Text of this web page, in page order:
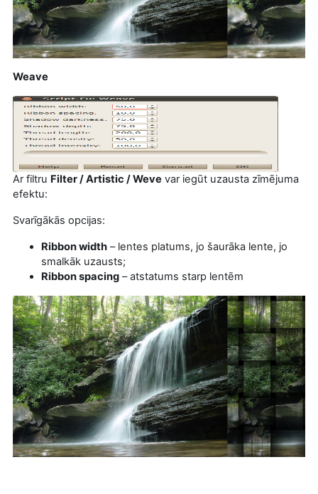
Weave
Ar filtru Filter / Artistic /Weve var iegūt uzausta zīmējuma
efektu:
Svarīgākās opcijas:
Ribbon width – lentes platums, jo šaurāka lente, jo
smalkāk uzausts;
Ribbon spacing – atstatums starp lentēm